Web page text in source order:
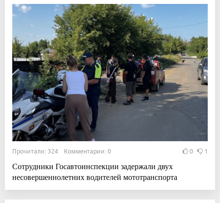
Прочитали: 324 Комментарии: 0 0 1
Сотрудники Госавтоинспекции задержали двух
несовершеннолетних водителей мототранспорта